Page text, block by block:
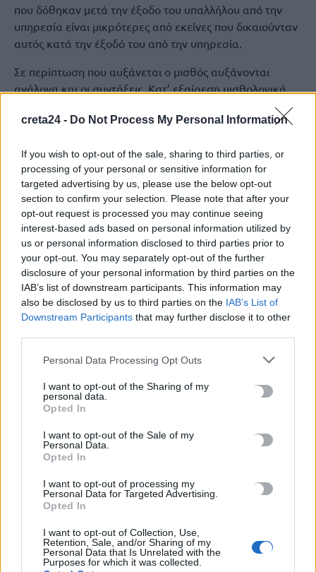
creta24 - Do Not Process My Personal Information
If you wish to opt-out of the sale, sharing to third parties, or
processing of your personal or sensitive information for
targeted advertising by us, please use the below opt-out
section to confirm your selection. Please note that after your
opt-out request is processed you may continue seeing
interest-based ads based on personal information utilized by
us or personal information disclosed to third parties prior to
your opt-out. You may separately opt-out of the further
disclosure of your personal information by third parties on the
IAB’s list of downstream participants. This information may
also be disclosed by us to third parties on the IAB’s List of
Downstream Participants that may further disclose it to other
Personal Data Processing Opt Outs
I want to opt-out of the Sharing of my
personal data.
Opted In
I want to opt-out of the Sale of my
Personal Data.
Opted In
I want to opt-out of processing my
Personal Data for Targeted Advertising.
Opted In
I want to opt-out of Collection, Use,
Retention, Sale, and/or Sharing of my
Personal Data that Is Unrelated with the
Purposes for which it was collected.
που δόθηκαν μετά την έξοδο του υπαλλήλου από την
υπηρεσία είναι μικρότερες από εκείνες που δικαιούνταν
αυτός κατά την έξοδό του από την υπηρεσία.
Σε περίπτωση που αυξάνεται ο μισθός αυξάνονται
ανάλογα και οι συντάξεις. Κατ’ εξαίρεση μισθολογικά
χορηγούνται ως κίνητρα παραγωγικότητας, καθώς και
εν ενεργεία υπαλλήλους ή λειτουργούς, είτε με μορφή
επιδόματος, είτε με μορφή εξόδων παράστασης, είτε με
μορφή εξόδων κίνησης, είτε με οποιαδήποτε άλλη
μορφή, ανεξάρτητα από τον τρόπο υπολογισμού τους,
δεν αποτελούν αύξηση του βασικού αυτού μισθού και
δεν λαμβάνονται υπόψη για τον κανονισμό ή την αύξηση
της σύνταξης, εκτός αν αυτό προβλέπεται από ειδική
συνταξιοδοτική διάταξη.
Όπως αναφέρει το άρθρο 31 για τους εν λόγω
υπαλλήλους τροποποιείται ο υπολογισμός σύνταξης που
απονέμεται στους υπαλλήλους και λειτουργούς που
αποβίωσαν στην υπηρεσία μετά τη συμπλήρωση
υπηρεσίας.
Σε γενικές γραμμές ως σύνταξη λογίζεται αυτή που
αντιστοιχεί σε υπάλληλο με συντάξιμη υπηρεσία τριάντα
πέντε (35) ετών και τον βασικό μισθό του 16ου
μισθολογικού κλιμακίου.
Αλλάζει ο τρόπος
καθορισμού του